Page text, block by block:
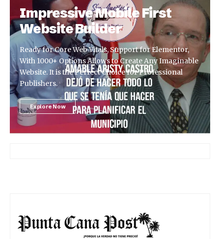
Impressive Mobile First
Website Builder
Ready for Core Web Vitals, Support for Elementor,
With 1000+ Options Allows to Create Any Imaginable
Website. It is the Perfect Choice for Professional
Publishers.
Explore Now